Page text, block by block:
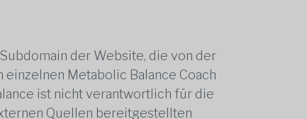
der Website, die von der
Metabolic Balance Coach
ist nicht verantwortlich für die
Quellen bereitgestellten